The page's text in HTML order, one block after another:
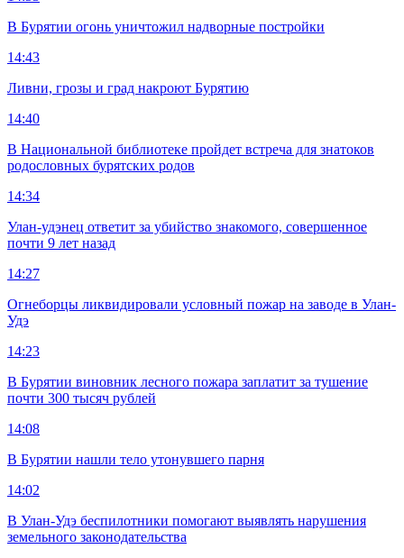
В Бурятии огонь уничтожил надворные постройки
14:43
Ливни, грозы и град накроют Бурятию
14:40
В Национальной библиотеке пройдет встреча для знатоков
родословных бурятских родов
14:34
Улан-удэнец ответит за убийство знакомого, совершенное
почти 9 лет назад
14:27
Огнеборцы ликвидировали условный пожар на заводе в Улан-
Удэ
14:23
В Бурятии виновник лесного пожара заплатит за тушение
почти 300 тысяч рублей
14:08
В Бурятии нашли тело утонувшего парня
14:02
В Улан-Удэ беспилотники помогают выявлять нарушения
земельного законодательства